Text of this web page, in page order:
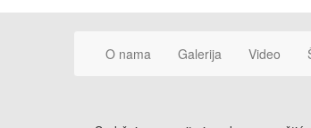
O nama Galerija Video